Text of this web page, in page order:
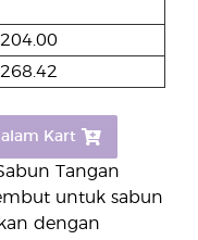
Tangan
untuk sabun
dengan
Kart